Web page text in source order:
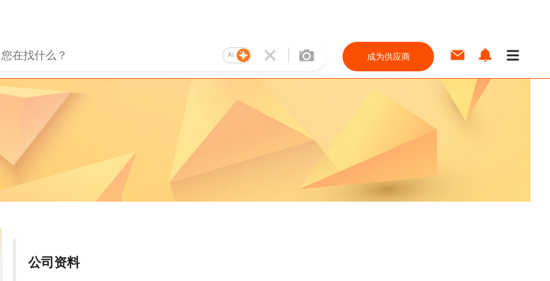
AI 成为供应商
公司资料